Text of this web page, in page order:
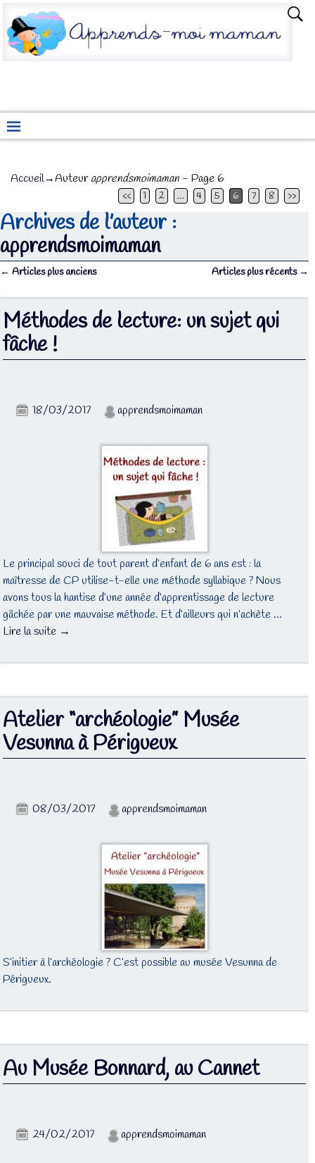
Accueil→Auteurapprendsmoimaman - Page 6
<< 1 2 … 4 5 6 7 8 >>
Archives de l’auteur :
apprendsmoimaman
← Articles plus anciens Articles plus récents →
Méthodes de lecture: un sujet qui
fâche !
18/03/2017 apprendsmoimaman
Le principal souci de tout parent d’enfant de 6 ans est : la
maîtresse de CP utilise-t-elle une méthode syllabique ? Nous
avons tous la hantise d’une année d’apprentissage de lecture
gâchée par une mauvaise méthode. Et d’ailleurs qui n’achète …
Lire la suite →
Atelier “archéologie” Musée
Vesunna à Périgueux
08/03/2017 apprendsmoimaman
S’initier à l’archéologie ? C’est possible au musée Vesunna de
Périgueux.
Au Musée Bonnard, au Cannet
24/02/2017 apprendsmoimaman